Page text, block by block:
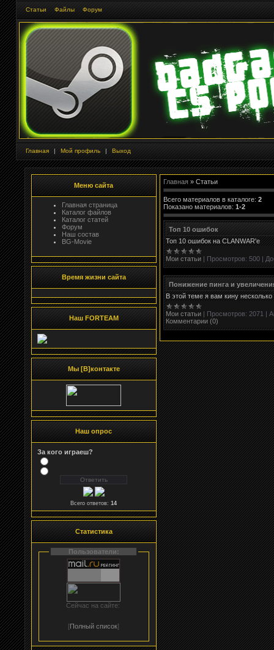
Статьи Файлы Форум
Главная | Мой профиль | Выход
Меню сайта
Главная страница
Каталог файлов
Каталог статей
Форум
Наш состав
BG-Movie
Время жизни сайта
Наш FORTEAM
Мы [В]контакте
Наш опрос
За кого играеш?
Всего ответов: 14
Статистика
Пользователи:
Сейчас на сайте:
[Полный список]
Главная» Статьи
Всего материалов в каталоге: 2
Показано материалов: 1-2
Топ 10 ошибок
Топ 10 ошибок на CLANWAR'e
Мои статьи| Просмотров: 500|
Понижение пинга и
В этой теме я вам кину
Мои статьи| Просмотров: 2071
Комментарии (0)